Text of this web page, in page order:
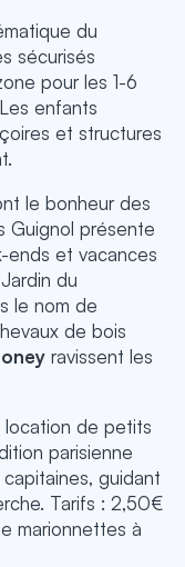
du
sécurisés
pour les 1-6
enfants
et structures
le bonheur des
Guignol présente
ends et vacances
du
le nom de
de bois
ravissent les
location de petits
parisienne
guidant
Tarifs : 2,50€
marionnettes à